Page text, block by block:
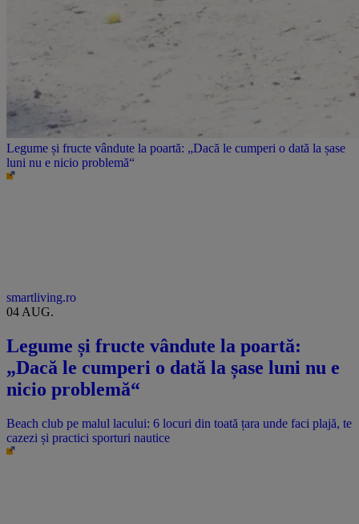
Legume și fructe vândute la poartă: „Dacă le cumperi o dată la șase
luni nu e nicio problemă“
smartliving.ro
04 AUG.
Legume și fructe vândute la poartă:
„Dacă le cumperi o dată la șase luni nu e
nicio problemă“
Beach club pe malul lacului: 6 locuri din toată țara unde faci plajă, te
cazezi și practici sporturi nautice